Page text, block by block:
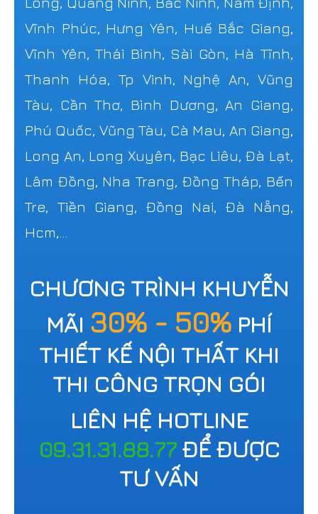
Vĩnh Phúc, Hưng Yên, Huế Bắc Giang,
Vĩnh Yên, Thái Bình, Sài Gòn, Hà Tĩnh,
Thanh Hóa, Tp Vinh, Nghệ An, Vũng
Tàu, Cần Thơ, Bình Dương, An Giang,
Phú Quốc, Vũng Tàu, Cà Mau, An Giang,
Long An, Long Xuyên, Bạc Liêu, Đà Lạt,
Lâm Đồng, Nha Trang, Đồng Tháp, Bến
Tre, Tiền Giang, Đồng Nai, Đà Nẵng,
Hcm,...
CHƯƠNG TRÌNH KHUYỄN
MÃI 30% - 50% PHÍ
THIẾT KẾ NỘI THẤT KHI
THI CÔNG TRỌN GÓI
LIÊN HỆ HOTLINE
09.31.31.88.77ĐỂ ĐƯỢC
TƯ VẤN